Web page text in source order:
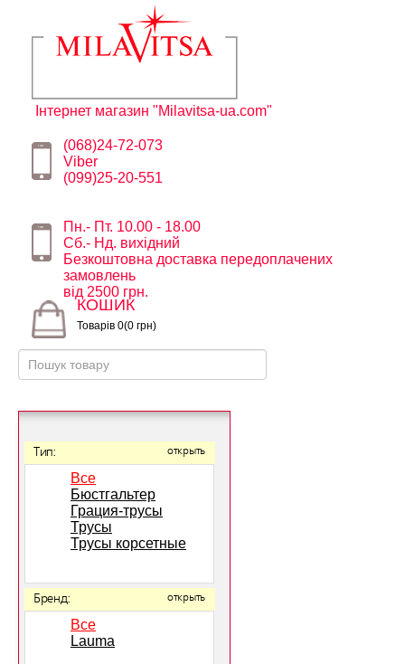
Інтернет магазин "Milavitsa-ua.com"
(068)24-72-073
Viber
(099)25-20-551
Пн.- Пт. 10.00 - 18.00
Сб.- Нд. вихідний
Безкоштовна доставка передоплачених
замовлень
від 2500 грн.
КОШИК
Товарів 0(0 грн)
Тип: открыть
Все
Бюстгальтер
Грация-трусы
Трусы
Трусы корсетные
Бренд: открыть
Все
Lauma